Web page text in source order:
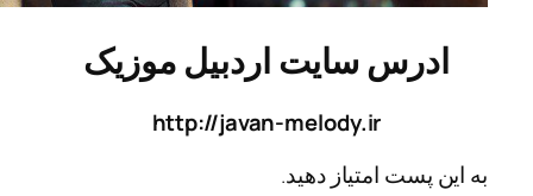
سایت اردبیل موزیک
http://javan-melody.ir
امتیاز دهید.